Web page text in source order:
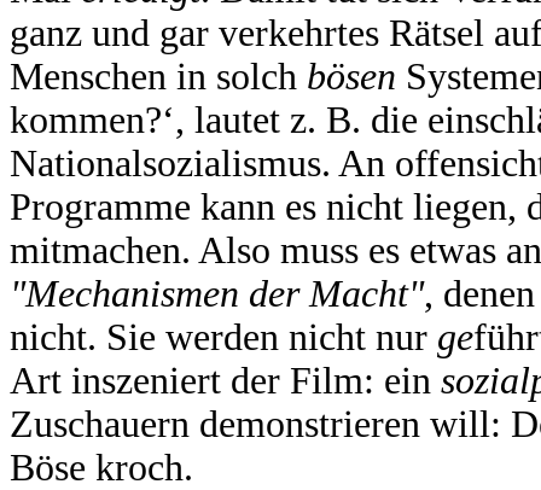
ganz und gar verkehrtes Rätsel
Menschen in solch bösen
kommen?‘, lautet z. B. die
Nationalsozialismus. An
Programme kann es nicht
mitmachen. Also muss es etwas
"Mechanismen der Macht",
nicht. Sie werden nicht nur ge
Art inszeniert der Film: ein
Zuschauern demonstrieren will:
Böse kroch.